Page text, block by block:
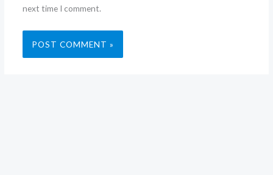
next time I comment.